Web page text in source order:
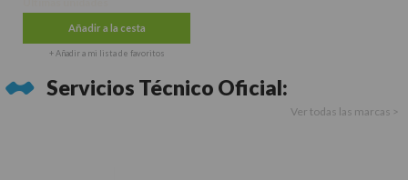
Añadir a la cesta
+ Añadir a mi lista de favoritos
Servicios Técnico Oficial:
Ver todas las marcas >